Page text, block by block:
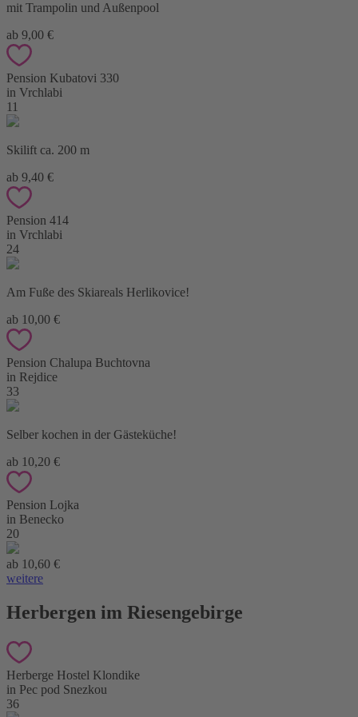
mit Trampolin und Außenpool
ab 9,00 €
Pension Kubatovi 330
in Vrchlabi
11
Skilift ca. 200 m
ab 9,40 €
Pension 414
in Vrchlabi
24
Am Fuße des Skiareals Herlikovice!
ab 10,00 €
Pension Chalupa Buchtovna
in Rejdice
33
Selber kochen in der Gästeküche!
ab 10,20 €
Pension Lojka
in Benecko
20
ab 10,60 €
weitere
Herbergen im Riesengebirge
Herberge Hostel Klondike
in Pec pod Snezkou
36